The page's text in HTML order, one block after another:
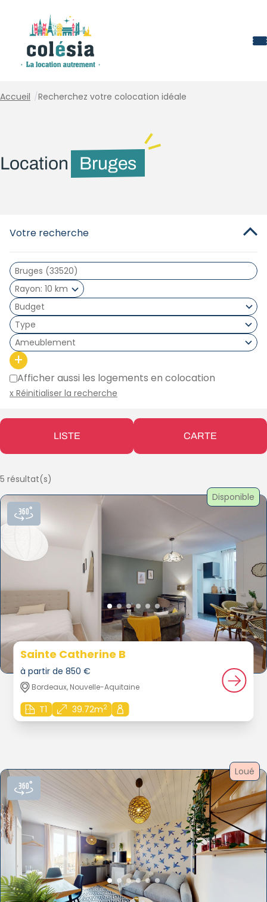
Accueil /Recherchez votre colocation idéale
Location Bruges
Votre recherche
Rayon 10 km
Type
Ameublement
+
Afficher aussi les logements en colocation
x Réinitialiser la recherche
LISTE CARTE
5 résultat(s)
Disponible
Sainte Catherine B
à partir de 850 €
Bordeaux, Nouvelle-Aquitaine
T1 39.72m2
Loué